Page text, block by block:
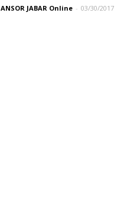
ANSOR JABAR Online - 03/30/2017